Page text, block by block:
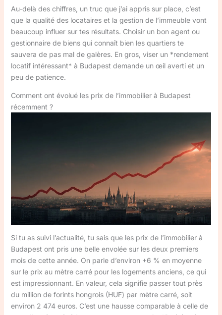
Au-delà des chiffres, un truc que j’ai appris sur place, c’est
que la qualité des locataires et la gestion de l’immeuble vont
beaucoup influer sur tes résultats. Choisir un bon agent ou
gestionnaire de biens qui connaît bien les quartiers te
sauvera de pas mal de galères. En gros, viser un *rendement
locatif intéressant* à Budapest demande un œil averti et un
peu de patience.
Comment ont évolué les prix de l’immobilier à Budapest
récemment ?
Si tu as suivi l’actualité, tu sais que les prix de l’immobilier à
Budapest ont pris une belle envolée sur les deux premiers
mois de cette année. On parle d’environ +6 % en moyenne
sur le prix au mètre carré pour les logements anciens, ce qui
est impressionnant. En valeur, cela signifie passer tout près
du million de forints hongrois (HUF) par mètre carré, soit
environ 2 474 euros. C’est une hausse comparable à celle de